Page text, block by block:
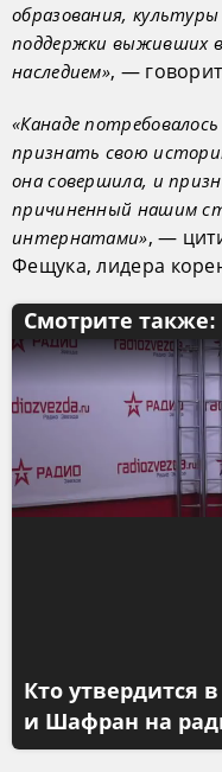
образования,
поддержки выживших в
наследием», —
«Канаде
признать свою
она совершила, и
причиненный нашим
интернатами», —
Фещука, лидера
Смотрите также:
Кто утвердится
и Шафран на